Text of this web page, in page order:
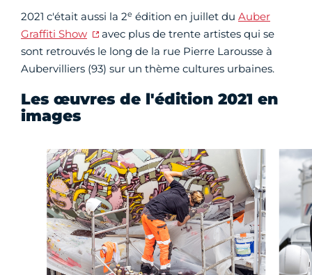
2021 c'était aussi la 2e édition en juillet du Auber
Graffiti Show
avec plus de trente artistes qui se
sont retrouvés le long de la rue Pierre Larousse à
Aubervilliers (93) sur un thème cultures urbaines.
Les œuvres de l'édition 2021 en
images